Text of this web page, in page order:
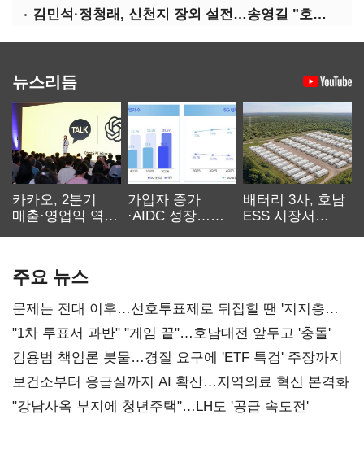
김민석·정청래, 신천지 장외 설전…송영길 "호남 계몽 규탄"
뉴스리듬
카카오, 2분기
매출·영업익 역대
가입자 증가
·AIDC 성장…
배터리 3사, 호남
ESS 시장서
주요 뉴스
문제는 전대 이후…선호투표제로 뒤집힐 땐 '지지층
불복'
"1차 투표서 과반" "게임 끝"…호남대전 앞두고 '충돌'
김용범 책임론 봇물…경질 요구에 'ETF 특검' 주장까지
보건소부터 응급실까지 AI 확산…지역의료 혁신 본격화
"강남사옥 부지에 청년주택"…LH도 '공급 속도전'